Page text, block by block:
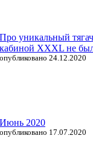
Про уникальный
кабиной XXXL не
опубликовано 24.12.2020
Июнь 2020
опубликовано 17.07.2020